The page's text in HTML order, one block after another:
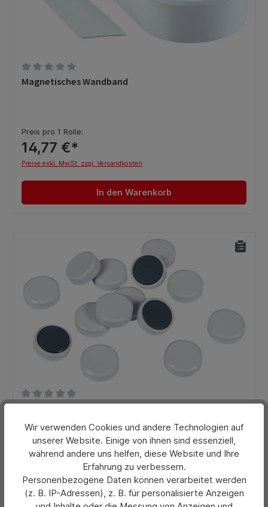
Durchschnittliche Bewertung von 0 von 5 Sternen
Magnetisches Wandband
Preis pro 1 Rolle:
14,77 €*
Preise exkl. MwSt. zzgl. Versandkosten
In den Warenkorb
Durchschnittliche Bewertung von 0 von 5 Sternen
Preis pro 20 Stück:
Ab19,23 €*
Preise exkl. MwSt. zzgl. Versandkosten
Wir verwenden Cookies und andere Technologien auf
unserer Website. Einige von ihnen sind essenziell,
während andere uns helfen, diese Website und Ihre
Erfahrung zu verbessern.
Personenbezogene Daten können verarbeitet werden
(z. B. IP-Adressen), z. B. für personalisierte Anzeigen